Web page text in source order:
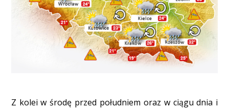
Z kolei w środę przed południem oraz w ciągu dnia i